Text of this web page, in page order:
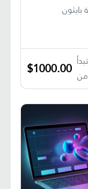
بايثون
تبدأ
من $1000.00